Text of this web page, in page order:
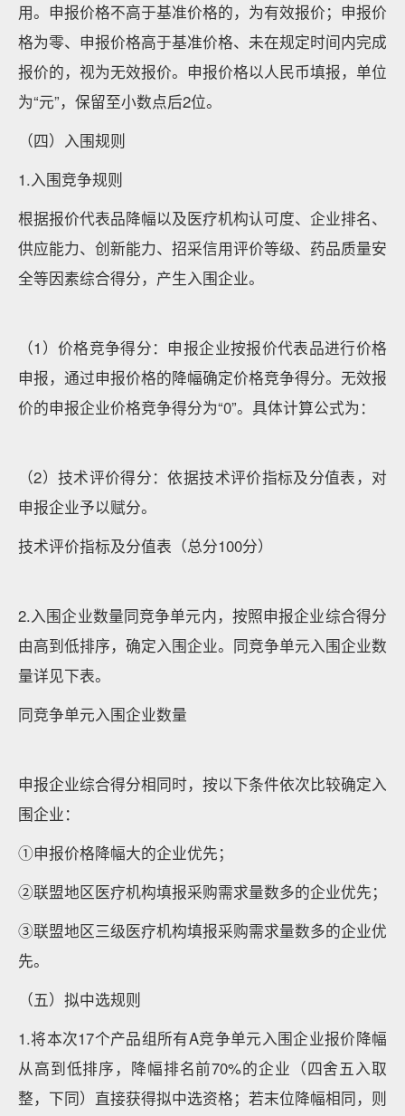
用。申报价格不高于基准价格的，为有效报价；申报价
格为零、申报价格高于基准价格、未在规定时间内完成
报价的，视为无效报价。申报价格以人民币填报，单位
为“元”，保留至小数点后2位。
（四）入围规则
1.入围竞争规则
根据报价代表品降幅以及医疗机构认可度、企业排名、
供应能力、创新能力、招采信用评价等级、药品质量安
全等因素综合得分，产生入围企业。
（1）价格竞争得分：申报企业按报价代表品进行价格
申报，通过申报价格的降幅确定价格竞争得分。无效报
价的申报企业价格竞争得分为“0”。具体计算公式为：
（2）技术评价得分：依据技术评价指标及分值表，对
申报企业予以赋分。
技术评价指标及分值表（总分100分）
2.入围企业数量同竞争单元内，按照申报企业综合得分
由高到低排序，确定入围企业。同竞争单元入围企业数
量详见下表。
同竞争单元入围企业数量
申报企业综合得分相同时，按以下条件依次比较确定入
围企业：
①申报价格降幅大的企业优先；
②联盟地区医疗机构填报采购需求量数多的企业优先；
③联盟地区三级医疗机构填报采购需求量数多的企业优
先。
（五）拟中选规则
1.将本次17个产品组所有A竞争单元入围企业报价降幅
从高到低排序，降幅排名前70%的企业（四舍五入取
整，下同）直接获得拟中选资格；若末位降幅相同，则